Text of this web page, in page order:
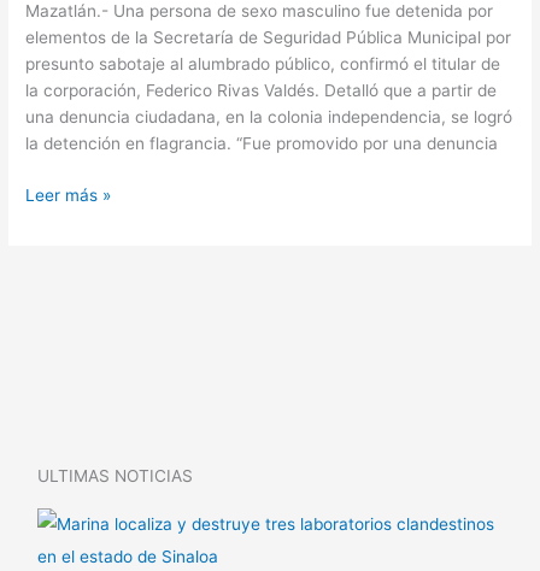
Mazatlán.- Una persona de sexo masculino fue detenida por
elementos de la Secretaría de Seguridad Pública Municipal por
presunto sabotaje al alumbrado público, confirmó el titular de
la corporación, Federico Rivas Valdés. Detalló que a partir de
una denuncia ciudadana, en la colonia independencia, se logró
la detención en flagrancia. “Fue promovido por una denuncia
A
ALUMBRADO
PÚBLICO
Leer más »
ULTIMAS NOTICIAS